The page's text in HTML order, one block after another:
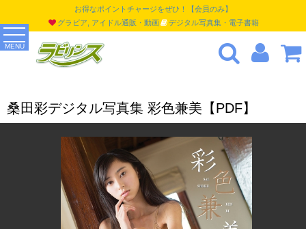
MENU
お得なポイントチャージをぜひ！【会員のみ】
グラビア, アイドル通販・動画
デジタル写真集・電子書籍
桑田彩デジタル写真集 彩色兼美【PDF】